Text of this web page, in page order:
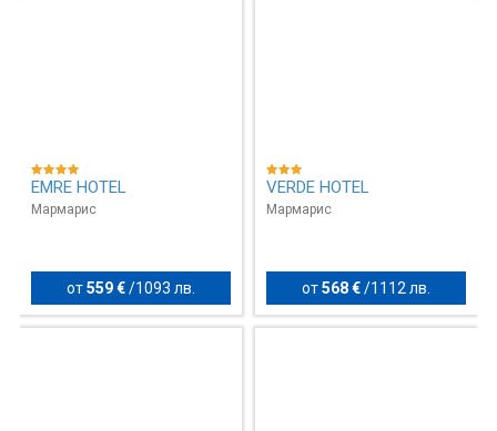
EMRE HOTEL
Мармарис
от559 € / 1093 лв.
VERDE HOTEL
Мармарис
от568 €/ 1112 лв.